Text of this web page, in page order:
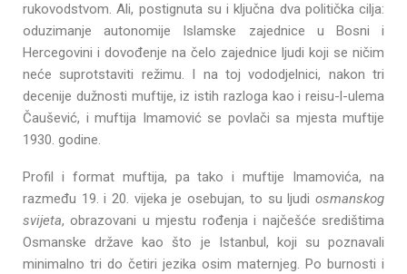
rukovodstvom. Ali, postignuta su i ključna dva politička cilja:
oduzimanje autonomije Islamske zajednice u Bosni i
Hercegovini i dovođenje na čelo zajednice ljudi koji se ničim
neće suprotstaviti režimu. I na toj vododjelnici, nakon tri
decenije dužnosti muftije, iz istih razloga kao i reisu-l-ulema
Čaušević, i muftija Imamović se povlači sa mjesta muftije
1930. godine.
Profil i format muftija, pa tako i muftije Imamovića, na
razmeđu 19. i 20. vijeka je osebujan, to su ljudi osmanskog
svijeta, obrazovani u mjestu rođenja i najčešće središtima
Osmanske države kao što je Istanbul, koji su poznavali
minimalno tri do četiri jezika osim maternjeg. Po burnosti i